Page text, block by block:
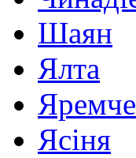
Шаян
Ялта
Яремче
Ясіня